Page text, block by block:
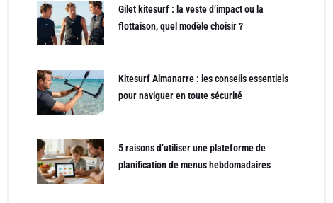
Gilet kitesurf : la veste d’impact ou la
flottaison, quel modèle choisir ?
Kitesurf Almanarre : les conseils essentiels
pour naviguer en toute sécurité
5 raisons d’utiliser une plateforme de
planification de menus hebdomadaires